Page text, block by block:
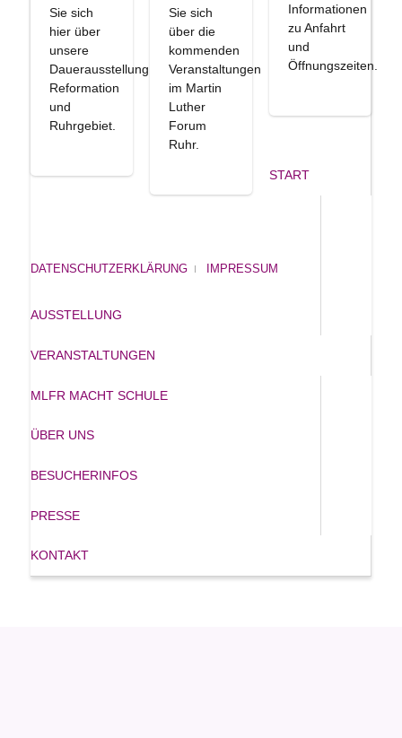
Sie sich
hier über
unsere
Dauerausstellung
Reformation
und
Ruhrgebiet.
Sie sich
über die
kommenden
Veranstaltungen
im Martin
Luther
Forum
Ruhr.
Informationen
zu Anfahrt
und
Öffnungszeiten.
DATENSCHUTZERKLÄRUNG IMPRESSUM
START
AUSSTELLUNG
VERANSTALTUNGEN
MLFR MACHT SCHULE
ÜBER UNS
BESUCHERINFOS
PRESSE
KONTAKT